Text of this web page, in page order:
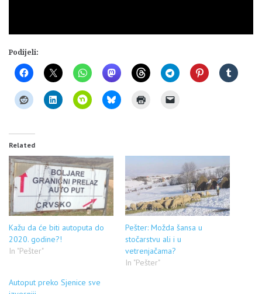
Podijeli:
Related
Kažu da će biti autoputa do
2020. godine?!
In "Pešter"
Pešter: Možda šansa u
stočarstvu ali i u
vetrenjačama?
In "Pešter"
Autoput preko Sjenice sve